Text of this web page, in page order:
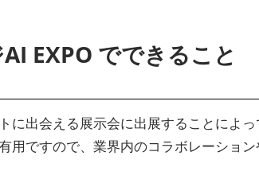
EXPO でできること
出会える展示会に出展することによっ
ですので、業界内のコラボレーション